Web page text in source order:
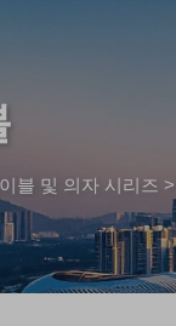
블 및 의자 시리즈